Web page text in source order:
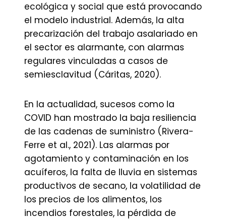
ecológica y social que está provocando
el modelo industrial. Además, la alta
precarización del trabajo asalariado en
el sector es alarmante, con alarmas
regulares vinculadas a casos de
semiesclavitud (Cáritas, 2020).
En la actualidad, sucesos como la
COVID han mostrado la baja resiliencia
de las cadenas de suministro (Rivera-
Ferre et al., 2021). Las alarmas por
agotamiento y contaminación en los
acuíferos, la falta de lluvia en sistemas
productivos de secano, la volatilidad de
los precios de los alimentos, los
incendios forestales, la pérdida de